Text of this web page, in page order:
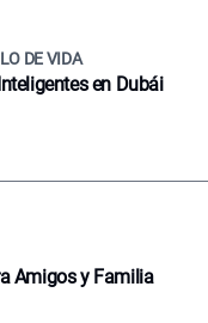
DE VIDA
en Dubái
Amigos y Familia